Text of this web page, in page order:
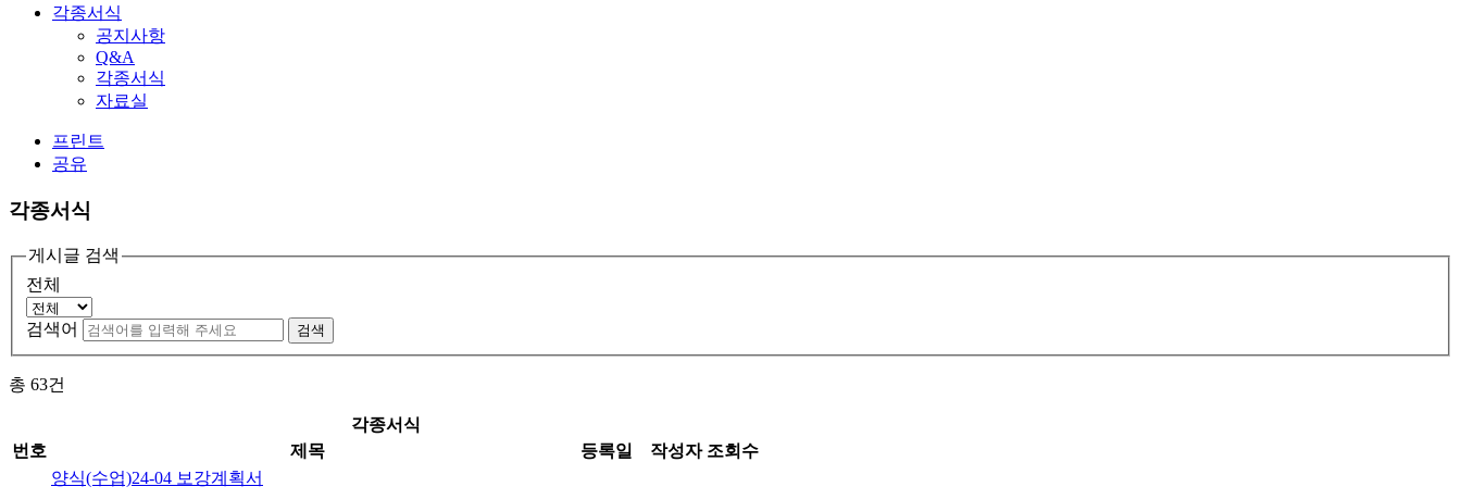
각종서식
공지사항
Q&A
각종서식
자료실
프린트
공유
각종서식
게시글 검색
전체
검색어 검색
총 63건
각종서식
번호
제목 등록일 작성자 조회수
양식(수업)24-04 보강계획서